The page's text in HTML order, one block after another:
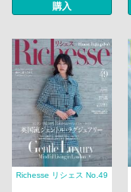
購入
Richesse リシェス No.49